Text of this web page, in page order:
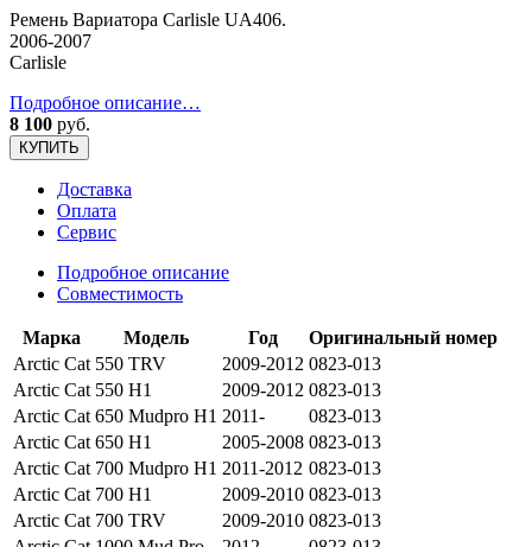
Ремень Вариатора Carlisle UA406.
2006-2007
Carlisle
Подробное описание…
8 100 руб.
КУПИТЬ
Доставка
Оплата
Сервис
Подробное описание
Совместимость
Марка Модель Год
Оригинальный номер
Arctic Cat 550 TRV 2009-2012 0823-013
Arctic Cat 550 H1 2009-2012 0823-013
Arctic Cat 650 Mudpro H1 2011-
0823-013
Arctic Cat 650 H1 2005-2008 0823-013
Arctic Cat 700 Mudpro H1 2011-2012 0823-013
Arctic Cat 700 H1 2009-2010 0823-013
Arctic Cat 700 TRV 2009-2010 0823-013